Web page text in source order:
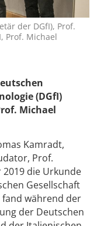
der DGfI), Prof.
Prof. Michael
(DGfI)
Michael
Kamradt,
Prof.
2019 die Urkunde
Gesellschaft
während der
der Deutschen